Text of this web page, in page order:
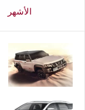
الأشهر